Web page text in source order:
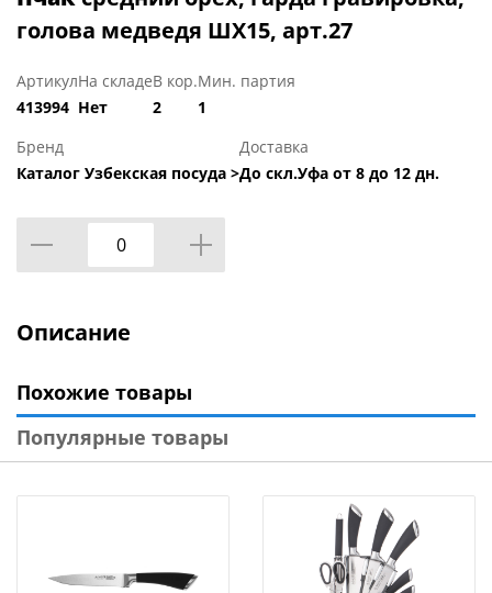
голова медведя ШХ15, арт.27
Артикул
413994
На складе
Нет
В кор.
2
Мин. партия
1
Бренд
Каталог Узбекская посуда >
Доставка
До скл.Уфа от 8 до 12 дн.
Описание
Похожие товары
Популярные товары